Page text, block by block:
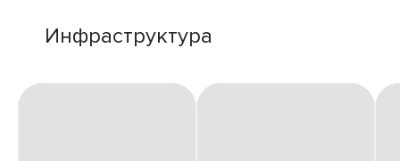
Инфраструктура